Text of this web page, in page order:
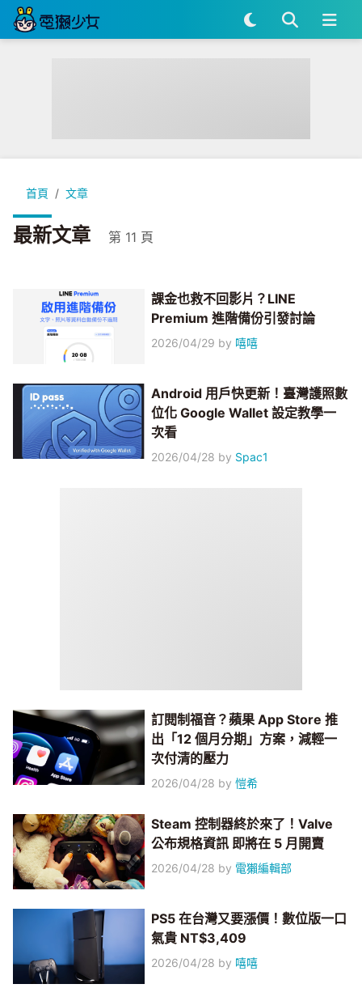
首頁 文章
最新文章 第 11 頁
課金也救不回影片？LINE
Premium 進階備份引發討論
2026/04/29 by 嘻嘻
Android 用戶快更新！臺灣護照數
位化 Google Wallet 設定教學一
次看
2026/04/28 by Spac1
訂閱制福音？蘋果 App Store 推
出「12 個月分期」方案，減輕一
次付清的壓力
2026/04/28 by愷希
Steam 控制器終於來了！Valve
公布規格資訊 即將在 5 月開賣
2026/04/28 by 電獺編輯部
PS5 在台灣又要漲價！數位版一口
氣貴 NT$3,409
2026/04/28 by 嘻嘻